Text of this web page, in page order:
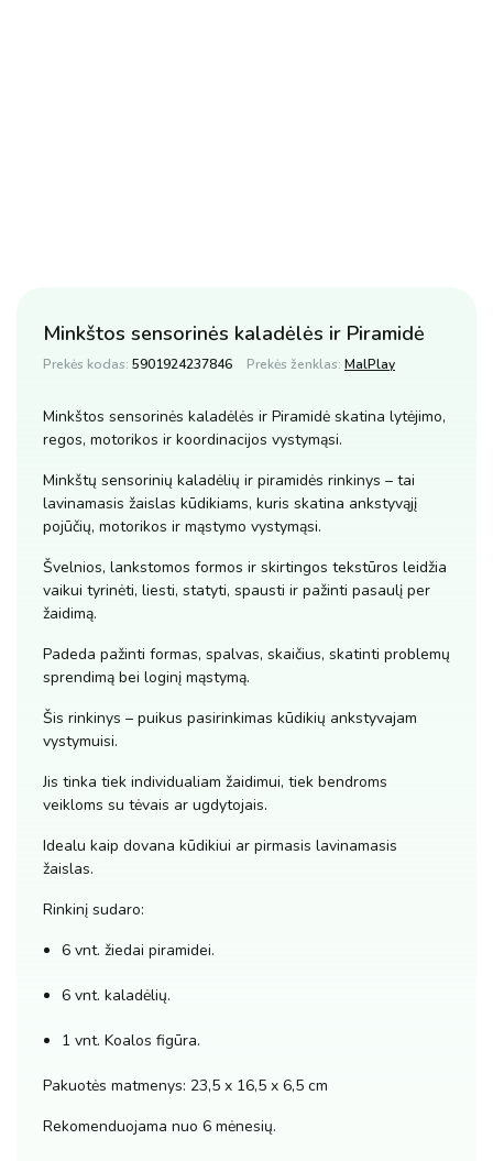
Minkštos sensorinės kaladėlės ir Piramidė
Prekės kodas: 5901924237846 Prekės ženklas: MalPlay
Minkštos sensorinės kaladėlės ir Piramidė skatina lytėjimo,
regos, motorikos ir koordinacijos vystymąsi.
Minkštų sensorinių kaladėlių ir piramidės rinkinys – tai
lavinamasis žaislas kūdikiams, kuris skatina ankstyvąjį
pojūčių, motorikos ir mąstymo vystymąsi.
Švelnios, lankstomos formos ir skirtingos tekstūros leidžia
vaikui tyrinėti, liesti, statyti, spausti ir pažinti pasaulį per
žaidimą.
Padeda pažinti formas, spalvas, skaičius, skatinti problemų
sprendimą bei loginį mąstymą.
Šis rinkinys – puikus pasirinkimas kūdikių ankstyvajam
vystymuisi.
Jis tinka tiek individualiam žaidimui, tiek bendroms
veikloms su tėvais ar ugdytojais.
Idealu kaip dovana kūdikiui ar pirmasis lavinamasis
žaislas.
Rinkinį sudaro:
6 vnt. žiedai piramidei.
6 vnt. kaladėlių.
1 vnt. Koalos figūra.
Pakuotės matmenys: 23,5 x 16,5 x 6,5 cm
Rekomenduojama nuo 6 mėnesių.